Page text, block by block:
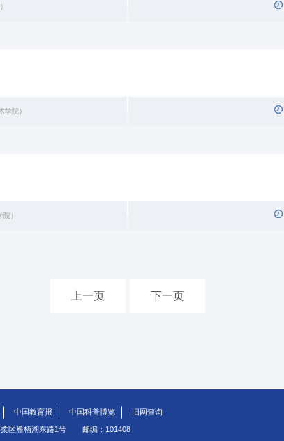
学院）
）
上一页 下一页
中国教育报 中国科普博览 旧网查询
区雁栖湖东路1号 邮编：101408